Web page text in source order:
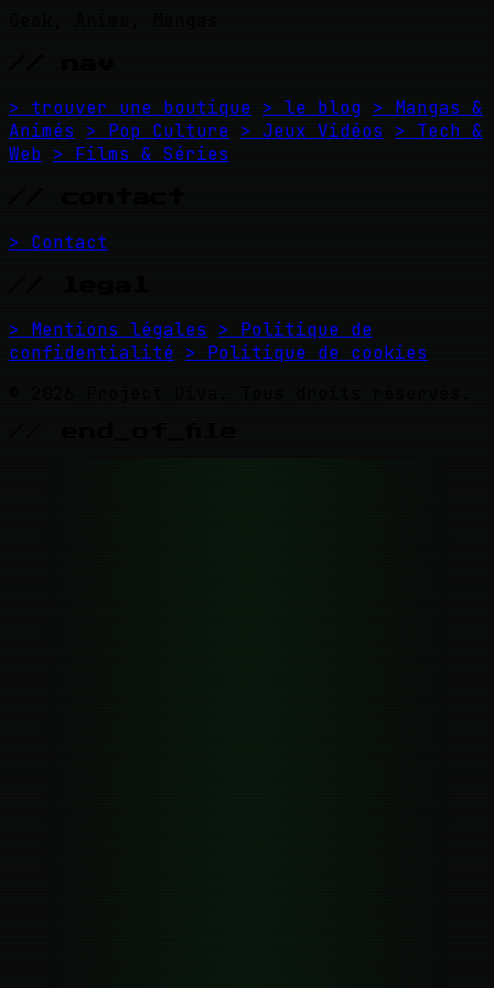
> trouver une boutique > le blog > Mangas &
Animés
> Pop Culture > Jeux Vidéos
> Tech &
Web > Films & Séries
> Contact
> Mentions légales
> Politique de
confidentialité > Politique de cookies